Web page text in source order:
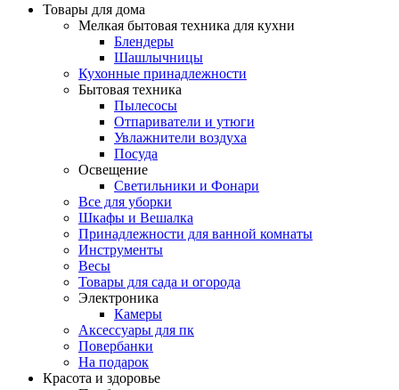
Товары для дома
Мелкая бытовая техника для кухни
Блендеры
Шашлычницы
Кухонные принадлежности
Бытовая техника
Пылесосы
Отпариватели и утюги
Увлажнители воздуха
Посуда
Освещение
Светильники и Фонари
Все для уборки
Шкафы и Вешалка
Принадлежности для ванной комнаты
Инструменты
Весы
Товары для сада и огорода
Электроника
Камеры
Aксессуары для пк
Повербанки
На подарок
Красота и здоровье